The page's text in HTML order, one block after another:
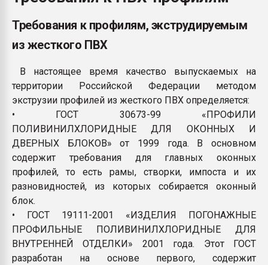
Требования к профилям, экструдируемым
из жесткого ПВХ
В настоящее время качество выпускаемых на
территории Российской Федерации методом
экструзии профилей из жесткого ПВХ определяется:
• ГОСТ 30673-99 «ПРОФИЛИ
ПОЛИВИНИЛХЛОРИДНЫЕ ДЛЯ ОКОННЫХ И
ДВЕРНЫХ БЛОКОВ» от 1999 года. В основном
содержит требования для главных оконных
профилей, то есть рамы, створки, импоста и их
разновидностей, из которых собирается оконный
блок.
• ГОСТ 19111-2001 «ИЗДЕЛИЯ ПОГОНАЖНЫЕ
ПРОФИЛЬНЫЕ ПОЛИВИНИЛХЛОРИДНЫЕ ДЛЯ
ВНУТРЕННЕЙ ОТДЕЛКИ» 2001 года. Этот ГОСТ
разработан на основе первого, содержит